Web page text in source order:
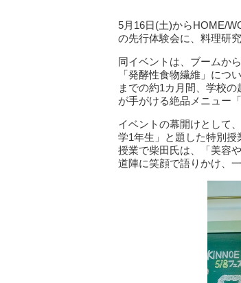
5月16日(土)からHOME/
の先行体験会に、料理研
同イベントは、ブームか
「発酵性食物繊維」につ
までの約1カ月間、学校
が手がける絶品メニュー
イベントの幕開けとして
学1年生」と題した特別
授業で柴田氏は、「美容
道陣に笑顔で語りかけ、